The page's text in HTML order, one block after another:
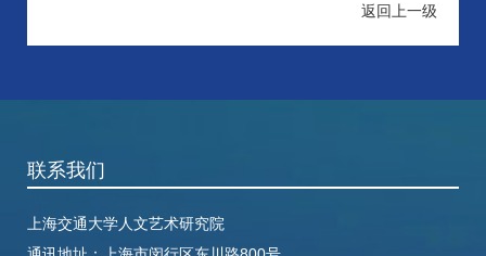
返回上一级
联系我们
上海交通大学人文艺术研究院